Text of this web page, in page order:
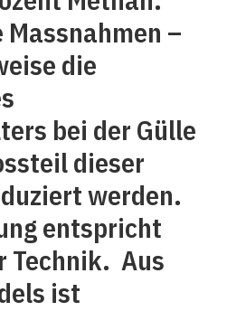
–
die
bei der Gülle
dieser
werden.
entspricht
Technik. Aus
ist